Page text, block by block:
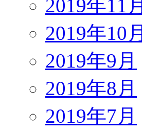
2019年11月
2019年10月
2019年9月
2019年8月
2019年7月